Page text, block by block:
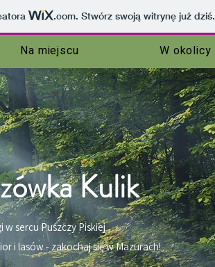
.com. Stwórz swoją witrynę już dziś.
Na miejscu W okolicy
Kulik
w sercu Puszczy Piskiej
i lasów - zakochaj się w Mazurach!